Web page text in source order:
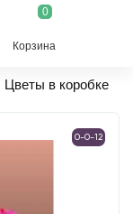
0
Корзина
Цветы в коробке
0-0-12